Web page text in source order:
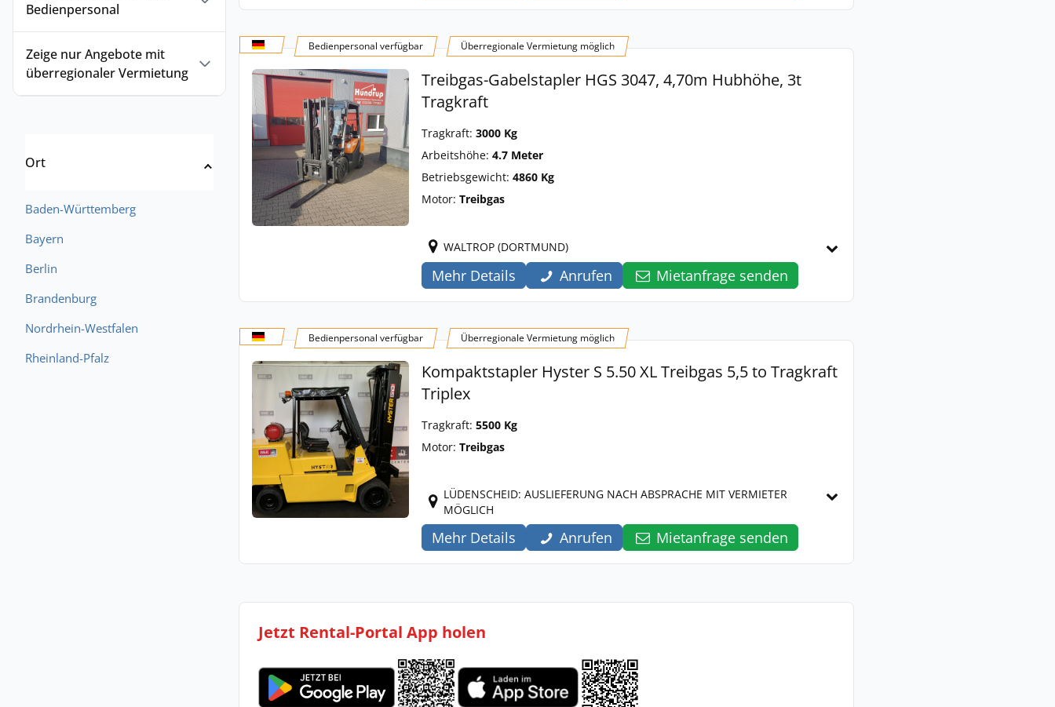
Bedienpersonal
Zeige nur Angebote mit
überregionaler Vermietung
Ort
Baden-Württemberg
Bayern
Berlin
Brandenburg
Nordrhein-Westfalen
Rheinland-Pfalz
Bedienpersonal verfügbar Überregionale Vermietung möglich
Treibgas-Gabelstapler HGS 3047, 4,70m Hubhöhe, 3t
Tragkraft
Tragkraft: 3000 Kg
Arbeitshöhe: 4.7 Meter
Betriebsgewicht: 4860 Kg
Motor: Treibgas
WALTROP (DORTMUND)
Mehr Details Anrufen Mietanfrage senden
Bedienpersonal verfügbar Überregionale Vermietung möglich
Kompaktstapler Hyster S 5.50 XL Treibgas 5,5 to Tragkraft
Triplex
Tragkraft: 5500 Kg
Motor: Treibgas
LÜDENSCHEID: AUSLIEFERUNG NACH ABSPRACHE MIT VERMIETER
MÖGLICH
Mehr Details Anrufen Mietanfrage senden
Jetzt Rental-Portal App holen